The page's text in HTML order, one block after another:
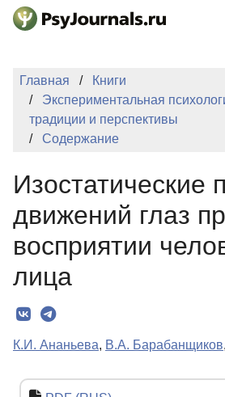
Перейти к основному содержанию
ПОДАТЬ
Регистрация
Главная
Книги
Экспериментальная
традиции и перспективы
Содержание
Изостатические
движений глаз
восприятии
лица
К.И. Ананьева, В.А. Барабанщиков,